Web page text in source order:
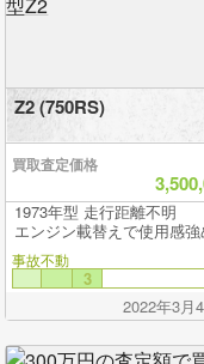
Z2 (750RS)
買取査定価格
1973年型 走行距離不明
エンジン載替えで使用感強
事故不動
3
2022年3月